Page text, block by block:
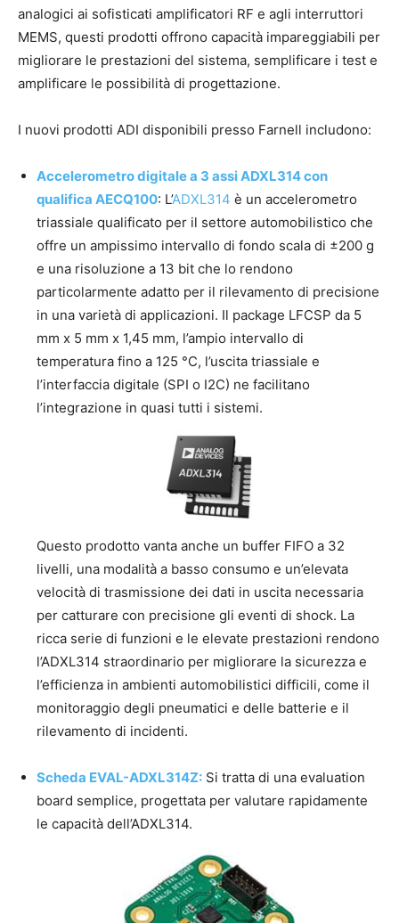
analogici ai sofisticati amplificatori RF e agli interruttori
MEMS, questi prodotti offrono capacità impareggiabili per
migliorare le prestazioni del sistema, semplificare i test e
amplificare le possibilità di progettazione.
I nuovi prodotti ADI disponibili presso Farnell includono:
Accelerometro digitale a 3 assi ADXL314 con
qualifica AECQ100: L’ADXL314 è un accelerometro
triassiale qualificato per il settore automobilistico che
offre un ampissimo intervallo di fondo scala di ±200 g
e una risoluzione a 13 bit che lo rendono
particolarmente adatto per il rilevamento di precisione
in una varietà di applicazioni. Il package LFCSP da 5
mm x 5 mm x 1,45 mm, l’ampio intervallo di
temperatura fino a 125 °C, l’uscita triassiale e
l’interfaccia digitale (SPI o I2C) ne facilitano
l’integrazione in quasi tutti i sistemi.
Questo prodotto vanta anche un buffer FIFO a 32
livelli, una modalità a basso consumo e un’elevata
velocità di trasmissione dei dati in uscita necessaria
per catturare con precisione gli eventi di shock. La
ricca serie di funzioni e le elevate prestazioni rendono
l’ADXL314 straordinario per migliorare la sicurezza e
l’efficienza in ambienti automobilistici difficili, come il
monitoraggio degli pneumatici e delle batterie e il
rilevamento di incidenti.
Scheda EVAL-ADXL314Z: Si tratta di una evaluation
board semplice, progettata per valutare rapidamente
le capacità dell’ADXL314.